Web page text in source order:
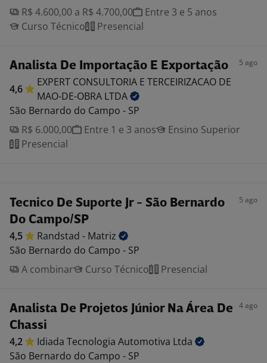
R$ 4.600,00 a R$ 4.700,00
Entre 3 e 5 anos
Curso Técnico
Presencial
Analista De Importação E Exportação 5 ago
4,6
EXPERT CONSULTORIA E TERCEIRIZACAO DE
MAO-DE-OBRA LTDA
São Bernardo do Campo - SP
R$ 6.000,00
Entre 1 e 3 anos
Ensino Superior
Presencial
Tecnico De Suporte Jr - São Bernardo
Do Campo/SP
5 ago
4,5 Randstad - Matriz
São Bernardo do Campo - SP
A combinar
Curso Técnico Presencial
Analista De Projetos Júnior Na Área De
Chassi
4 ago
4,2 Idiada Tecnologia Automotiva Ltda
São Bernardo do Campo - SP